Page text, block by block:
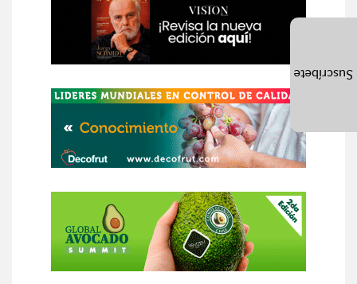
Suscríbete